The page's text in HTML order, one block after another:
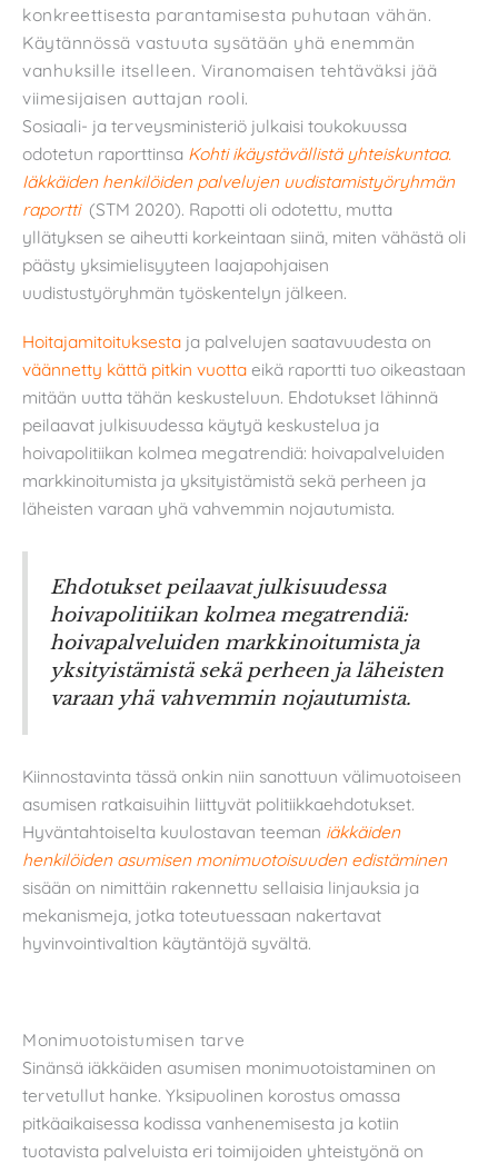
konkreettisesta parantamisesta puhutaan vähän.
Käytännössä vastuuta sysätään yhä enemmän
vanhuksille itselleen. Viranomaisen tehtäväksi jää
viimesijaisen auttajan rooli.
Sosiaali- ja terveysministeriö julkaisi toukokuussa
odotetun raporttinsa Kohti ikäystävällistä yhteiskuntaa.
Iäkkäiden henkilöiden palvelujen uudistamistyöryhmän
raportti (STM 2020). Rapotti oli odotettu, mutta
yllätyksen se aiheutti korkeintaan siinä, miten vähästä oli
päästy yksimielisyyteen laajapohjaisen
uudistustyöryhmän työskentelyn jälkeen.
Hoitajamitoituksesta ja palvelujen saatavuudesta on
väännetty kättä pitkin vuotta eikä raportti tuo oikeastaan
mitään uutta tähän keskusteluun. Ehdotukset lähinnä
peilaavat julkisuudessa käytyä keskustelua ja
hoivapolitiikan kolmea megatrendiä: hoivapalveluiden
markkinoitumista ja yksityistämistä sekä perheen ja
läheisten varaan yhä vahvemmin nojautumista.
Ehdotukset peilaavat julkisuudessa
hoivapolitiikan kolmea megatrendiä:
hoivapalveluiden markkinoitumista ja
yksityistämistä sekä perheen ja läheisten
varaan yhä vahvemmin nojautumista.
Kiinnostavinta tässä onkin niin sanottuun välimuotoiseen
asumisen ratkaisuihin liittyvät politiikkaehdotukset.
Hyväntahtoiselta kuulostavan teeman iäkkäiden
henkilöiden asumisen monimuotoisuuden edistäminen
sisään on nimittäin rakennettu sellaisia linjauksia ja
mekanismeja, jotka toteutuessaan nakertavat
hyvinvointivaltion käytäntöjä syvältä.
Monimuotoistumisen tarve
Sinänsä iäkkäiden asumisen monimuotoistaminen on
tervetullut hanke. Yksipuolinen korostus omassa
pitkäaikaisessa kodissa vanhenemisesta ja kotiin
tuotavista palveluista eri toimijoiden yhteistyönä on